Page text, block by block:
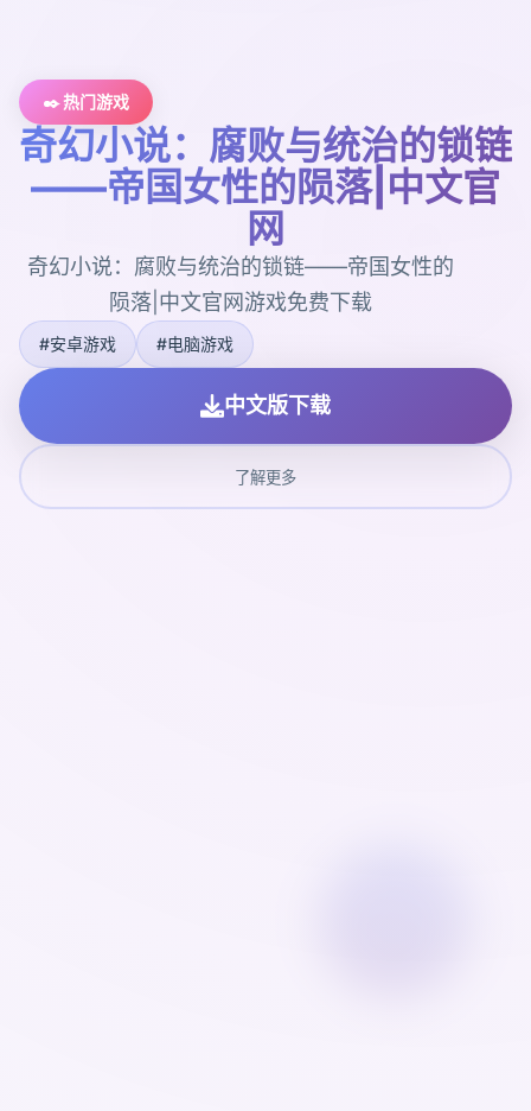
✒️ 热门游戏
奇幻小说：腐败与统治的锁链
——帝国女性的陨落|中文官
网
奇幻小说：腐败与统治的锁链——帝国女性的
陨落|中文官网游戏免费下载
#安卓游戏 #电脑游戏
中文版下载
了解更多